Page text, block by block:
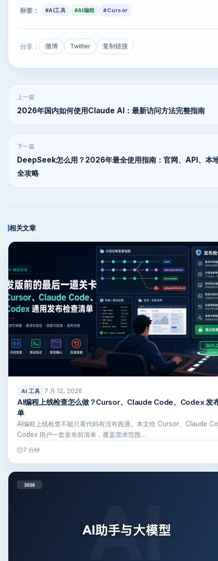
标签： #AI工具 #AI编程 #Cursor
分享： 微博 Twitter 复制链接
上一篇
2026年国内如何使用Claude AI：最新访问方法完整指南
下一篇
DeepSeek怎么用？2026年最全使用指南：官网、API、本
全攻略
相关文章
AI 工具 7 月 12, 2026
AI编程上线检查怎么做？Cursor、Claude Code、Codex 发
单
AI编程上线检查不能只看代码有没有跑通。本文给 Cursor、Claude
Codex 用户一套发布前清单，覆盖需求范围…
7 分钟